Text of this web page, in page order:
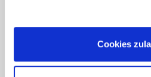
Cookies